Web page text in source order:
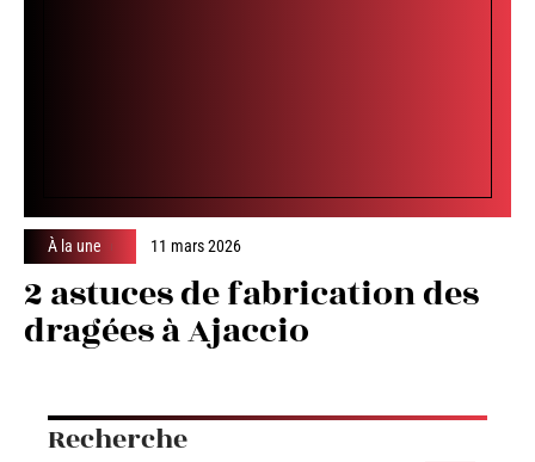
À la une 11 mars 2026
2 astuces de fabrication des
dragées à Ajaccio
Recherche